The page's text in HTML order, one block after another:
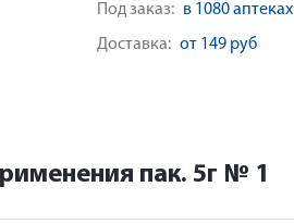
Под заказ: в 1080 аптеках
Доставка: от 149 руб
пак. 5г № 1